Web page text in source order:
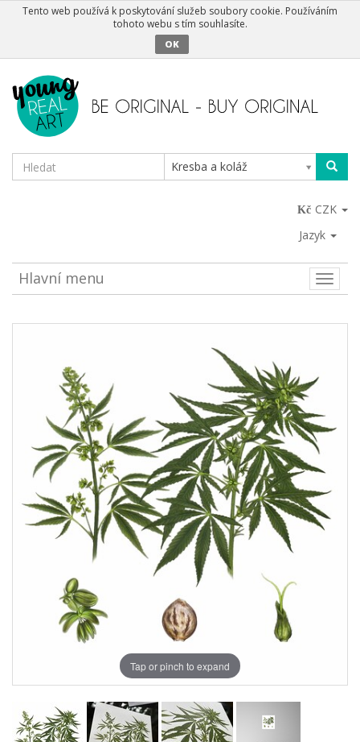
Tento web používá k poskytování služeb soubory cookie. Používáním
tohoto webu s tím souhlasíte.
OK
Kresba a koláž
CZK
Jazyk
Toggle
Hlavní menu
Tap or pinch to expand